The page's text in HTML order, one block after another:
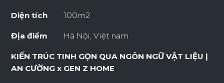
Diện tích 100m2
Địa điểm Hà Nội, Việt nam
KIẾN TRÚC TINH GỌN QUA NGÔN NGỮ VẬT LIỆU |
AN CƯỜNG x GEN Z HOME